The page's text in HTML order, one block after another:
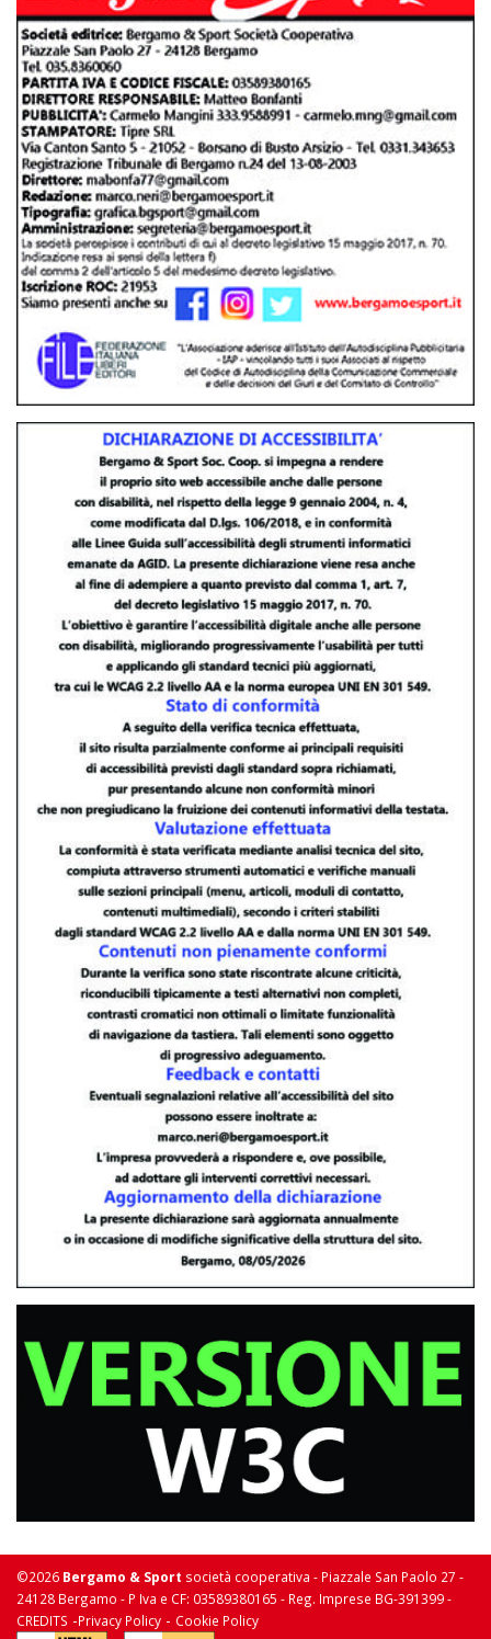
©2026 Bergamo & Sport società cooperativa - Piazzale San Paolo 27 -
24128 Bergamo - P Iva e CF: 03589380165 - Reg. Imprese BG-391399 -
CREDITS -Privacy Policy - Cookie Policy